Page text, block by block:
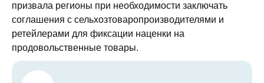
призвала регионы при необходимости заключать
соглашения с сельхозтоваропроизводителями и
ретейлерами для фиксации наценки на
продовольственные товары.